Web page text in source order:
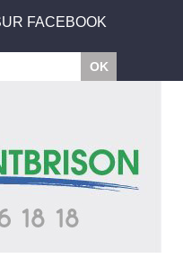
FACEBOOK